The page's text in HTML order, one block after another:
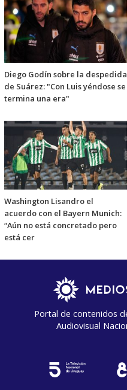
Diego Godín sobre la despedida
de Suárez: "Con Luis yéndose se
termina una era"
Washington Lisandro el
acuerdo con el Bayern Munich:
“Aún no está concretado pero
está cer
Portal de contenidos
Audiovisual